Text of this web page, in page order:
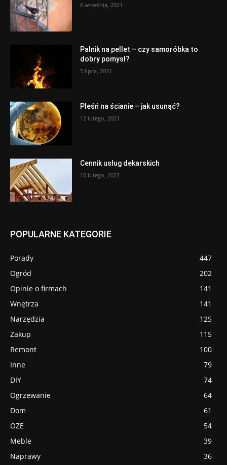
6 września, 2021
Palnik na pellet – czy samoróbka to
dobry pomysł?
5 lipca, 2021
Pleśń na ścianie – jak usunąć?
12 lutego, 2021
Cennik usług dekarskich
10 lutego, 2022
POPULARNE KATEGORIE
Porady
447
Ogród
202
Opinie o firmach
141
Wnętrza
141
Narzędzia
125
Zakup
115
Remont
100
Inne
79
DIY
74
Ogrzewanie
64
Dom
61
OZE
54
Meble
39
Naprawy
36